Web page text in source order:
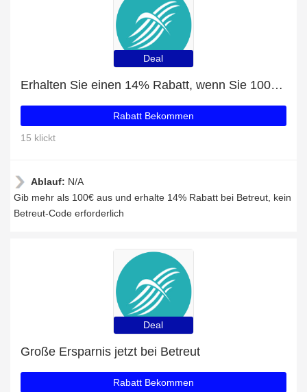
Deal
Erhalten Sie einen 14% Rabatt, wenn Sie 100€ bei Betreut ausgeben
Rabatt Bekommen
15 klickt
Ablauf: N/A
Gib mehr als 100€ aus und erhalte 14% Rabatt bei Betreut, kein
Betreut-Code erforderlich
Deal
Große Ersparnis jetzt bei Betreut
Rabatt Bekommen